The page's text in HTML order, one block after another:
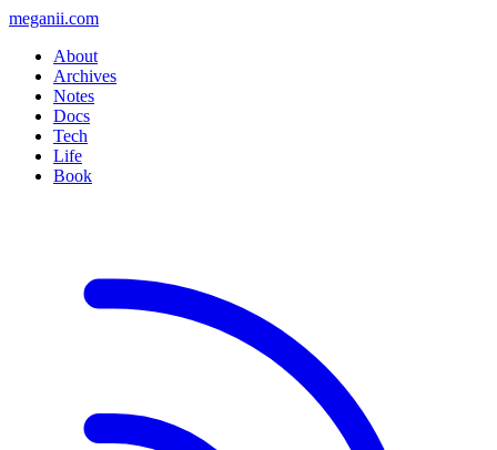
meganii.com
About
Archives
Notes
Docs
Tech
Life
Book